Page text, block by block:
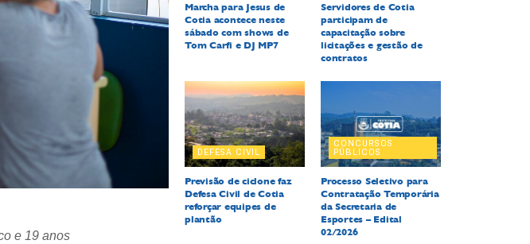
e 19 anos
Marcha para Jesus de
Cotia acontece neste
sábado com shows de
Tom Carfi e DJ MP7
Servidores de Cotia
participam de
capacitação sobre
licitações e gestão de
contratos
DEFESA CIVIL
Previsão de ciclone faz
Defesa Civil de Cotia
reforçar equipes de
plantão
CONCURSOS
PÚBLICOS
Processo Seletivo para
Contratação Temporária
da Secretaria de
Esportes – Edital
02/2026